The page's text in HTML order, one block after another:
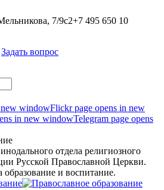
7/9с2+7 495 650 10
Задать вопрос
new windowFlickr page opens in new
in new windowTelegram page opens
отдела религиозного
Русской Православной Церкви.
и воспитание.